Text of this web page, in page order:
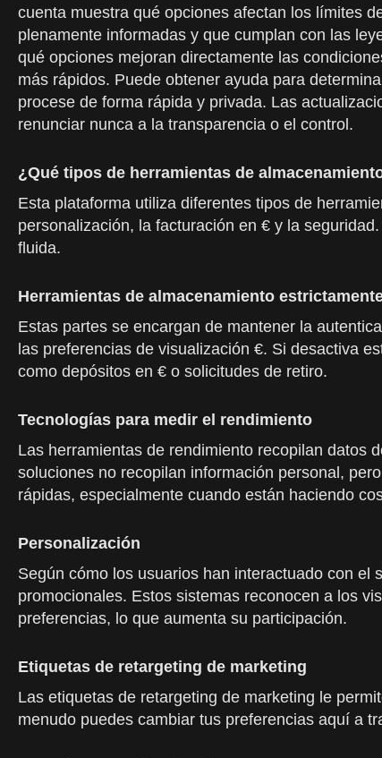
cuenta muestra qué opciones afectan los límites
plenamente informadas y que cumplan con las
qué opciones mejoran directamente las
más rápidos. Puede obtener ayuda para
procese de forma rápida y privada. Las
renunciar nunca a la transparencia o el control.
¿Qué tipos de herramientas de
Esta plataforma utiliza diferentes tipos de
personalización, la facturación en € y la
fluida.
Herramientas de almacenamiento
Estas partes se encargan de mantener la
las preferencias de visualización €. Si desactiva
como depósitos en € o solicitudes de retiro.
Tecnologías para medir el rendimiento
Las herramientas de rendimiento recopilan datos
soluciones no recopilan información personal,
rápidas, especialmente cuando están haciendo
Personalización
Según cómo los usuarios han interactuado con
promocionales. Estos sistemas reconocen a los
preferencias, lo que aumenta su participación.
Etiquetas de retargeting de marketing
Las etiquetas de retargeting de marketing le
menudo puedes cambiar tus preferencias aquí a